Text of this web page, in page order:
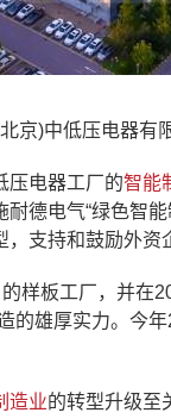
京)中低压电器有
压电器工厂的智能
德电气“绿色智
支持和鼓励外资
样板工厂，并在
的雄厚实力。今
造业的转型升级至